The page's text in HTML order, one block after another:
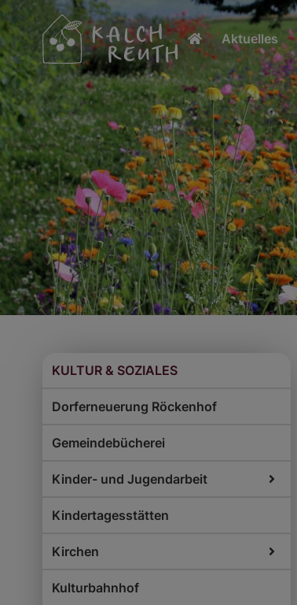
Aktuelles
KULTUR & SOZIALES
Dorferneuerung Röckenhof
Gemeindebücherei
Kinder- und Jugendarbeit
Kindertagesstätten
Kirchen
Kulturbahnhof